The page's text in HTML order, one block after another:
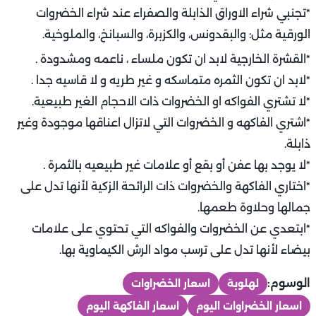
*تجنبي شراء الاوراق الذابلة والصفراء عند شراء الخضروات
الورقية مثل: والبقدونس، والكزبرة، والسبانخ، والملوخية.
*القشرة الخارجية لابد ان تكون ملساء ، ناعمه ومشدودة .
*لابد ان تكون الثمره متماسكه و غير طريه و لا قاسيه جدا .
*لا تشتري الفواكه او الخضروات ذات الاحجام الغير طبيعية.
*اشتري الفاكهه و الخضروات التي لاتزال اعناقها موجودة وغير
ذابلة.
*لا يوجد بها عفن أو بقع أو علامات غير طبيعيه بالثمرة .
*اختاري الفاكهة والخضروات ذات الرائحة الزكية لأنها تدل على
جمالها وحلاوة طعمها.
*ابتعدي عن الخضروات والفواكه التي تحتوي على علامات
بيضاء لأنها تدل على ترسب مواد الرش الكيماوية بها.
الوسوم: لهلوبة
اسعار الخضراوات
اسعار الخضراوات اليوم
اسعار الفاكهة اليوم